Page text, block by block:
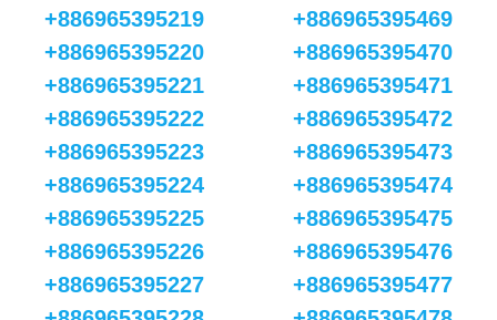
+886965395219
+886965395220
+886965395221
+886965395222
+886965395223
+886965395224
+886965395225
+886965395226
+886965395227
+886965395469
+886965395470
+886965395471
+886965395472
+886965395473
+886965395474
+886965395475
+886965395476
+886965395477